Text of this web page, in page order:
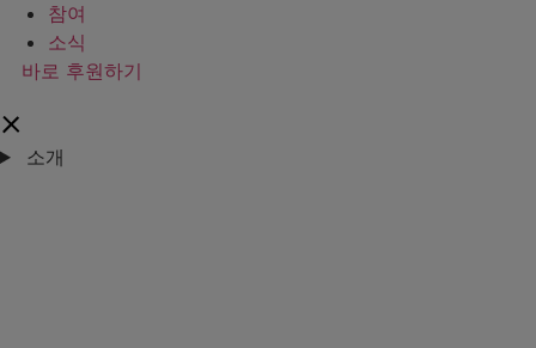
참여
소식
바로 후원하기
소개